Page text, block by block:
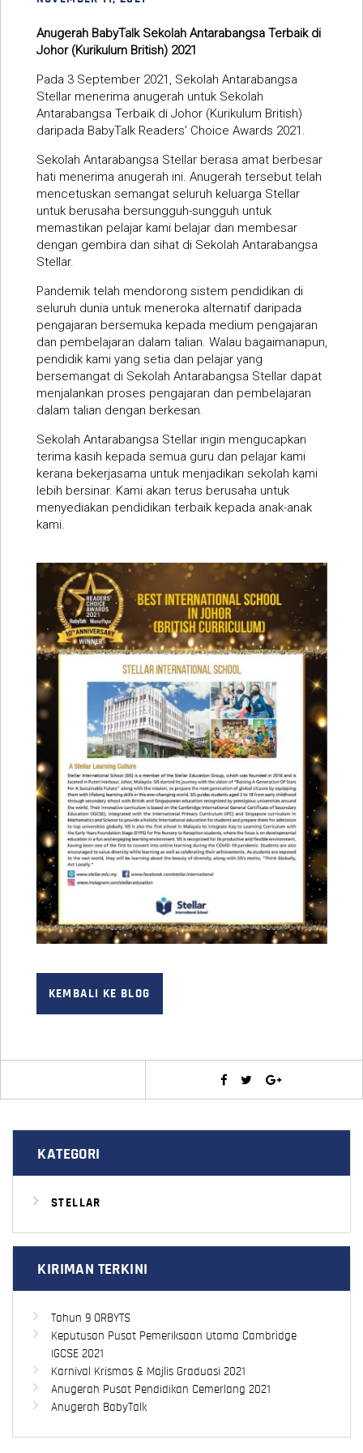
Anugerah BabyTalk Sekolah Antarabangsa Terbaik di
Johor (Kurikulum British) 2021
Pada 3 September 2021, Sekolah Antarabangsa
Stellar menerima anugerah untuk Sekolah
Antarabangsa Terbaik di Johor (Kurikulum British)
daripada BabyTalk Readers’ Choice Awards 2021.
Sekolah Antarabangsa Stellar berasa amat berbesar
hati menerima anugerah ini. Anugerah tersebut telah
mencetuskan semangat seluruh keluarga Stellar
untuk berusaha bersungguh-sungguh untuk
memastikan pelajar kami belajar dan membesar
dengan gembira dan sihat di Sekolah Antarabangsa
Stellar.
Pandemik telah mendorong sistem pendidikan di
seluruh dunia untuk meneroka alternatif daripada
pengajaran bersemuka kepada medium pengajaran
dan pembelajaran dalam talian. Walau bagaimanapun,
pendidik kami yang setia dan pelajar yang
bersemangat di Sekolah Antarabangsa Stellar dapat
menjalankan proses pengajaran dan pembelajaran
dalam talian dengan berkesan.
Sekolah Antarabangsa Stellar ingin mengucapkan
terima kasih kepada semua guru dan pelajar kami
kerana bekerjasama untuk menjadikan sekolah kami
lebih bersinar. Kami akan terus berusaha untuk
menyediakan pendidikan terbaik kepada anak-anak
kami.
KEMBALI KE BLOG
KATEGORI
STELLAR
KIRIMAN TERKINI
Tahun 9 ORBYTS
Keputusan Pusat Pemeriksaan Utama Cambridge
IGCSE 2021
Karnival Krismas & Majlis Graduasi 2021
Anugerah Pusat Pendidikan Cemerlang 2021
Anugerah BabyTalk